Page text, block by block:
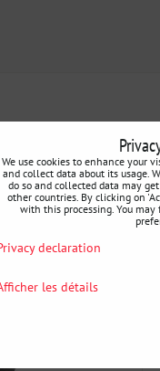
de support de
de différentiel
support...
We use cookies to enhance your
and collect data about its usage.
do so and collected data may
other countries. By clicking on
with this processing. You
declaration
les détails